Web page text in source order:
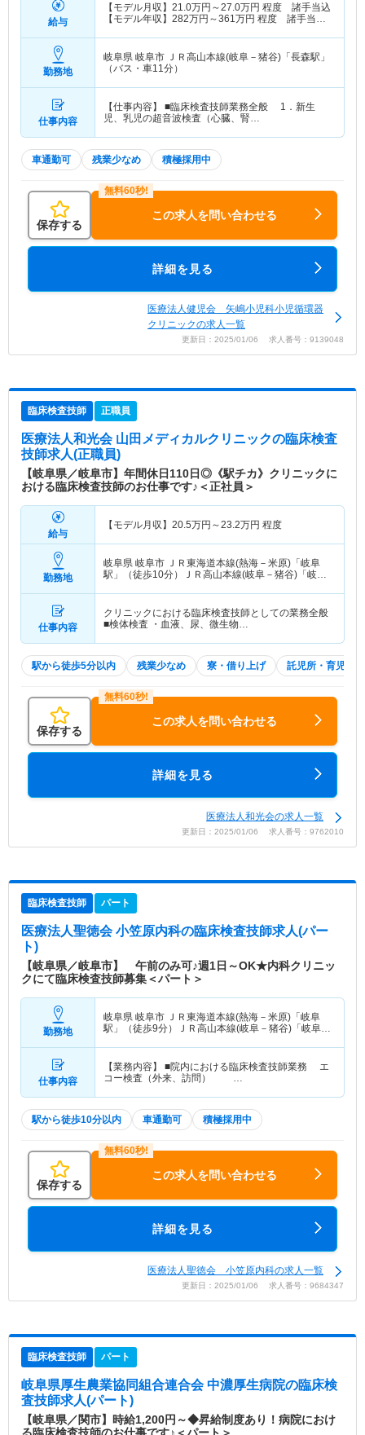
給与
【モデル月収】 21.0万円～27.0万円 程度 諸手当込
【モデル年収】 282万円～361万円 程度 諸手当・
勤務地
岐阜県 岐阜市 ＪＲ高山本線(岐阜－猪谷)「長森駅」
（バス・車11分）
仕事内容
【仕事内容】 ■臨床検査技師業務全般 1．新生
児、乳児の超音波検査（心臓、腎…
車通勤可 残業少なめ 積極採用中
保存する
この求人を問い合わせる
詳細を見る
医療法人健児会 矢嶋小児科小児循環器
クリニックの求人一覧
更新日：2025/01/06 求人番号：9139048
臨床検査技師 正職員
医療法人和光会 山田メディカルクリニックの臨床検査
技師求人(正職員)
【岐阜県／岐阜市】年間休日110日◎《駅チカ》クリニックに
おける臨床検査技師のお仕事です♪＜正社員＞
給与
【モデル月収】 20.5万円～23.2万円 程度
勤務地
岐阜県 岐阜市 ＪＲ東海道本線(熱海－米原)「岐阜
駅」（徒歩10分）ＪＲ高山本線(岐阜－猪谷)「岐阜
仕事内容
クリニックにおける臨床検査技師としての業務全般
■検体検査 ・血液、尿、微生物…
駅から徒歩5分以内 残業少なめ 寮・借り上げ 託児所・育児補助
保存する
この求人を問い合わせる
詳細を見る
医療法人和光会の求人一覧
更新日：2025/01/06 求人番号：9762010
臨床検査技師 パート
医療法人聖徳会 小笠原内科の臨床検査技師求人(パー
ト)
【岐阜県／岐阜市】 午前のみ可♪週1日～OK★内科クリニッ
クにて臨床検査技師募集＜パート＞
勤務地
岐阜県 岐阜市 ＪＲ東海道本線(熱海－米原)「岐阜
駅」（徒歩9分）ＪＲ高山本線(岐阜－猪谷)「岐阜
仕事内容
【業務内容】 ■院内における臨床検査技師業務 エ
コー検査（外来、訪問） …
駅から徒歩10分以内 車通勤可 積極採用中
保存する
この求人を問い合わせる
詳細を見る
医療法人聖徳会 小笠原内科の求人一覧
更新日：2025/01/06 求人番号：9684347
臨床検査技師 パート
岐阜県厚生農業協同組合連合会 中濃厚生病院の臨床検
査技師求人(パート)
【岐阜県／関市】時給1,200円～◆昇給制度あり！病院におけ